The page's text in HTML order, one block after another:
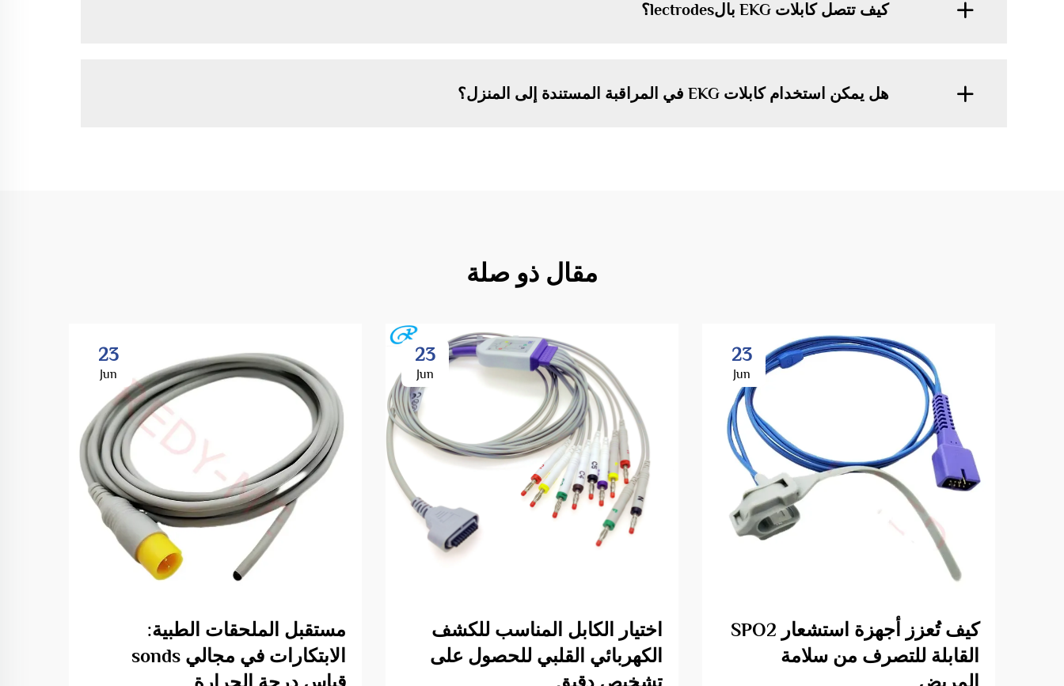
كيف تتصل كابلات EKG بالlectrodes؟
هل يمكن استخدام كابلات EKG في المراقبة المستندة إلى المنزل؟
مقال ذو صلة
23
Jun
كيف تُعزز أجهزة استشعار SPO2
القابلة للتصرف من سلامة
المريض
23
Jun
اختيار الكابل المناسب للكشف
الكهربائي القلبي للحصول على
تشخيص دقيق
23
Jun
مستقبل الملحقات الطبية:
الابتكارات في مجالي sonds
قياس درجة الحرارة